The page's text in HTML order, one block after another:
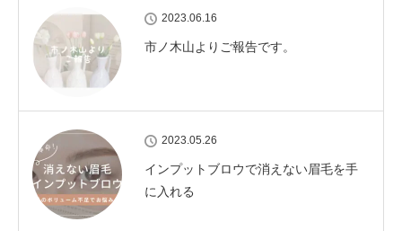
2023.06.16
市ノ木山よりご報告です。
2023.05.26
インプットブロウで消えない眉毛を手
に入れる